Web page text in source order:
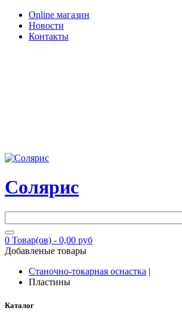
Online магазин
Новости
Контакты
Солярис
0 Товар(ов) - 0,00 руб
Добавленые товары
Станочно-токарная оснастка |
Пластины
Каталог